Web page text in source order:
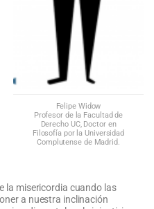
Felipe Widow
Profesor de la Facultad de
Derecho UC, Doctor en
Filosofía por la Universidad
Complutense de Madrid.
la misericordia cuando las
a nuestra inclinación